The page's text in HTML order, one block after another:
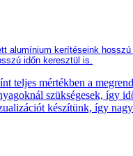
alumínium kerítéseink
időn keresztül is.
teljes mértékben a
szükségesek, így
készítünk, így